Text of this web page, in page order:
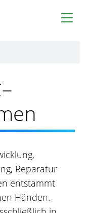
–
Reparatur
entstammt
Händen.